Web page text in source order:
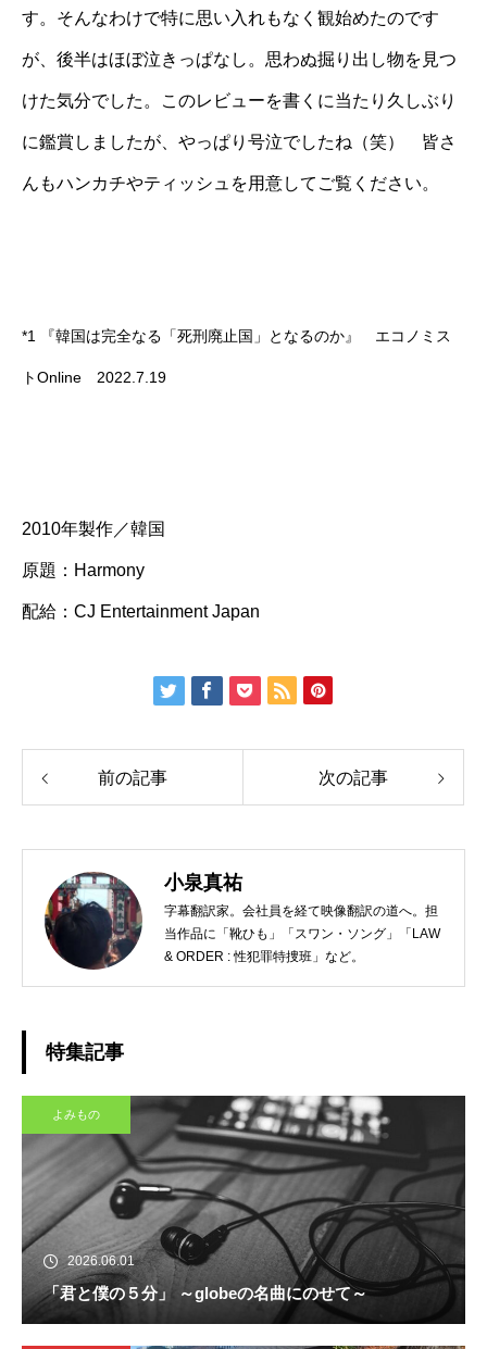
す。そんなわけで特に思い入れもなく観始めたのです
が、後半はほぼ泣きっぱなし。思わぬ掘り出し物を見つ
けた気分でした。このレビューを書くに当たり久しぶり
に鑑賞しましたが、やっぱり号泣でしたね（笑） 皆さ
んもハンカチやティッシュを用意してご覧ください。
*1 『韓国は完全なる「死刑廃止国」となるのか』 エコノミス
トOnline 2022.7.19
2010年製作／韓国
原題：Harmony
配給：CJ Entertainment Japan
前の記事 次の記事
小泉真祐
字幕翻訳家。会社員を経て映像翻訳の道へ。担
当作品に「靴ひも」「スワン・ソング」「LAW
& ORDER : 性犯罪特捜班」など。
特集記事
よみもの
2026.06.01
「君と僕の５分」 ～globeの名曲にのせて～